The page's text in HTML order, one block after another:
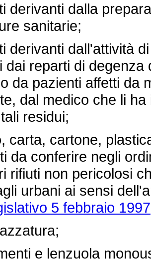
dalla
sanitarie;
dall'attività
dai reparti di
da pazienti affetti da
dal medico che li
residui;
cartone,
da conferire negli
rifiuti non pericolosi
urbani ai sensi
5 febbraio
e lenzuola